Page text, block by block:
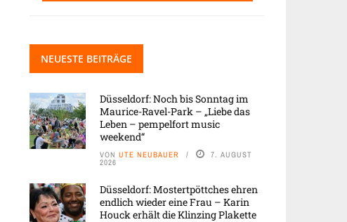
NEUESTE BEITRÄGE
Düsseldorf: Noch bis Sonntag im
Maurice-Ravel-Park – „Liebe das
Leben – pempelfort music
weekend“
VON UTE NEUBAUER 7. AUGUST
2026
Düsseldorf: Mostertpöttches ehren
endlich wieder eine Frau – Karin
Houck erhält die Klinzing Plakette